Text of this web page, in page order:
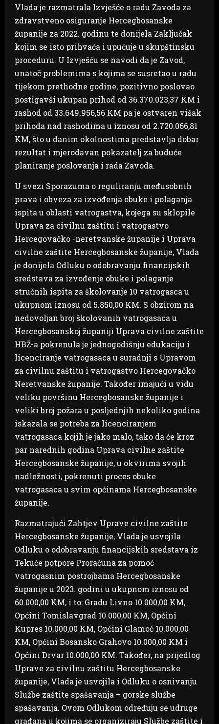
Vlada je razmatrala Izvješće o radu Zavoda za
zdravstveno osiguranje Hercegbosanske
županije za 2022. godinu te donijela Zaključak
kojim se isto prihvaća i upućuje u skupštinsku
proceduru. U Izvješću se navodi da je Zavod,
unatoč problemima s kojima se susretao u radu
tijekom prethodne godine, pozitivno poslovao
postigavši ukupan prihod od 36.370.023,37 KM i
rashod od 33.649.956,56 KM pa je ostvaren višak
prihoda nad rashodima u iznosu od 2.720.066,81
KM, što u danim okolnostima predstavlja dobar
rezultat i mjerodavan pokazatelj za buduće
planiranje poslovanja i rada Zavoda.
U svezi Sporazuma o reguliranju međusobnih
prava i obveza za izvođenja obuke i polaganja
ispita u oblasti vatrogastva, kojega su sklopile
Uprava za civilnu zaštitu i vatrogastvo
Hercegovačko -neretvanske županije i Uprava
civilne zaštite Hercegbosanske županije, Vlada
je donijela Odluku o odobravanju financijskih
sredstava za izvođenje obuke i polaganje
stručnih ispita za školovanje 10 vatrogasca u
ukupnom iznosu od 5.850,00 KM. S obzirom na
nedovoljan broj školovanih vatrogasaca u
Hercegbosanskoj županiji Uprava civilne zaštite
HBŽ-a pokrenula je jednogodišnju edukaciju i
licenciranje vatrogasaca u suradnji s Upravom
za civilnu zaštitu i vatrogastvo Hercegovačko
Neretvanske županije. Također imajući u vidu
veliku površinu Hercegbosanske županije i
veliki broj požara u posljednjih nekoliko godina
iskazala se potreba za licenciranjem
vatrogasaca kojih je jako malo, tako da će kroz
par narednih godina Uprava civilne zaštite
Hercegbosanske županije, u okvirima svojih
nadležnosti, pokrenuti proces obuke
vatrogasaca u svim općinama Hercegbosanske
županije.
Razmatrajući Zahtjev Uprave civilne zaštite
Hercegbosanske županije, Vlada je usvojila
Odluku o odobravanju financijskih sredstava iz
Tekuće potpore Proračuna za pomoć
vatrogasnim postrojbama Hercegbosanske
županije u 2023. godini u ukupnom iznosu od
60.000,00 KM, i to: Gradu Livno 10.000,00 KM,
Općini Tomislavgrad 10.000,00 KM, Općini
Kupres 10.000,00 KM, Općini Glamoč 10.000,00
KM, Općini Bosansko Grahovo 10.000,00 KM i
Općini Drvar 10.000,00 KM. Također, na prijedlog
Uprave za civilnu zaštitu Hercegbosanske
županije, Vlada je usvojila i Odluku o osnivanju
Službe zaštite spašavanja – gorske službe
spašavanja. Ovom Odlukom određuju se udruge
građana u kojima se organiziraju Službe zaštite i